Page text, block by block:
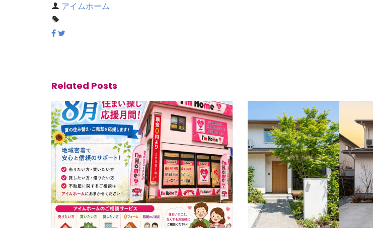
アイムホーム
Related Posts